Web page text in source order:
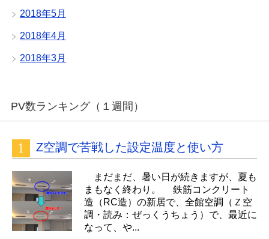
2018年5月
2018年4月
2018年3月
PV数ランキング（１週間）
Z空調で苦戦した設定温度と使い方
まだまだ、暑い日が続きますが、夏も
まもなく終わり。 鉄筋コンクリート
造（RC造）の新居で、全館空調（Ｚ空
調・読み：ぜっくうちょう）で、最近に
なって、や...